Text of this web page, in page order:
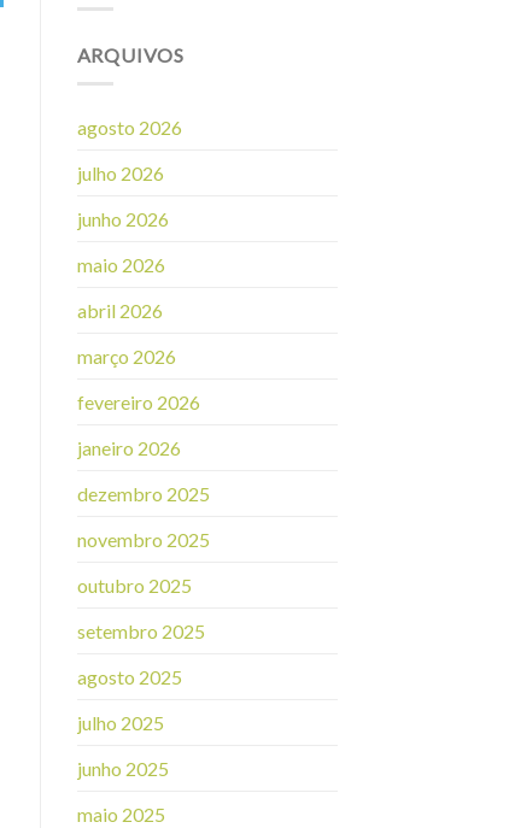
ARQUIVOS
agosto 2026
julho 2026
junho 2026
maio 2026
abril 2026
março 2026
fevereiro 2026
janeiro 2026
dezembro 2025
novembro 2025
outubro 2025
setembro 2025
agosto 2025
julho 2025
junho 2025
maio 2025